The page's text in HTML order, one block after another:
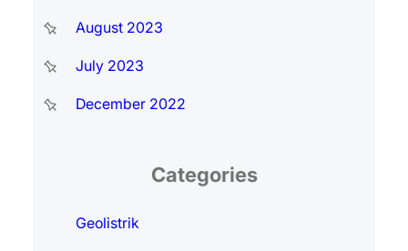
August 2023
July 2023
December 2022
Categories
Geolistrik